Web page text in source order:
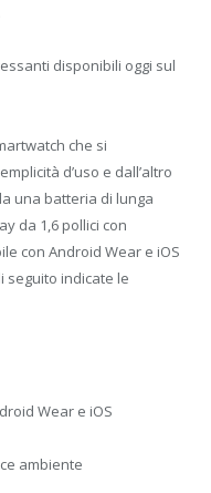
disponibili oggi sul
che si
d’uso e dall’altro
una batteria di lunga
da 1,6 pollici con
con Android Wear e iOS
seguito indicate le
Wear e iOS
ambiente